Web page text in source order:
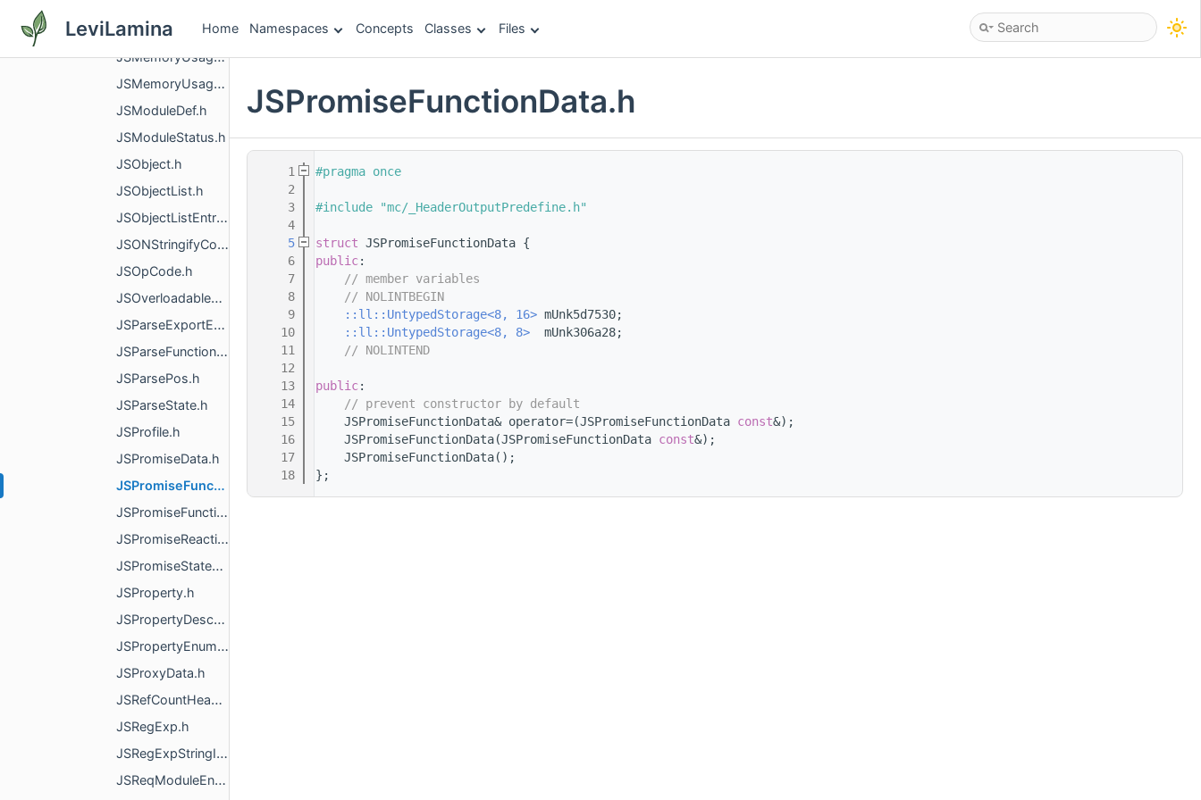
LeviLamina Home Namespaces Concepts Classes Files
JSMapState.h
JSMemoryUsage.h
JSMemoryUsage_helper.h
JSModuleDef.h
JSModuleStatus.h
JSObject.h
JSObjectList.h
JSObjectListEntry.h
JSONStringifyContext.h
JSOpCode.h
JSOverloadableOperatorEnum.h
JSParseExportEnum.h
JSParseFunctionEnum.h
JSParsePos.h
JSParseState.h
JSProfile.h
JSPromiseData.h
JSPromiseFunctionData.h
JSPromiseFunctionDataResolved.h
JSPromiseReactionData.h
JSPromiseStateEnum.h
JSProperty.h
JSPropertyDescriptor.h
JSPropertyEnum.h
JSProxyData.h
JSRefCountHeader.h
JSRegExp.h
JSRegExpStringIteratorData.h
JSReqModuleEntry.h
JSPromiseFunctionData.h
    1
#pragma once
    2
    3
#include "mc/_HeaderOutputPredefine.h"
    4
    5
struct JSPromiseFunctionData {
    6
public:
    7
// member variables
    8
// NOLINTBEGIN
    9
::ll::UntypedStorage<8, 16> mUnk5d7530;
   10
::ll::UntypedStorage<8, 8>
  mUnk306a28;
   11
// NOLINTEND
   12
   13
public:
   14
// prevent constructor by default
   15
    JSPromiseFunctionData& operator=(JSPromiseFunctionData
const&);
   16
    JSPromiseFunctionData(JSPromiseFunctionData
const&);
   17
    JSPromiseFunctionData();
   18
};